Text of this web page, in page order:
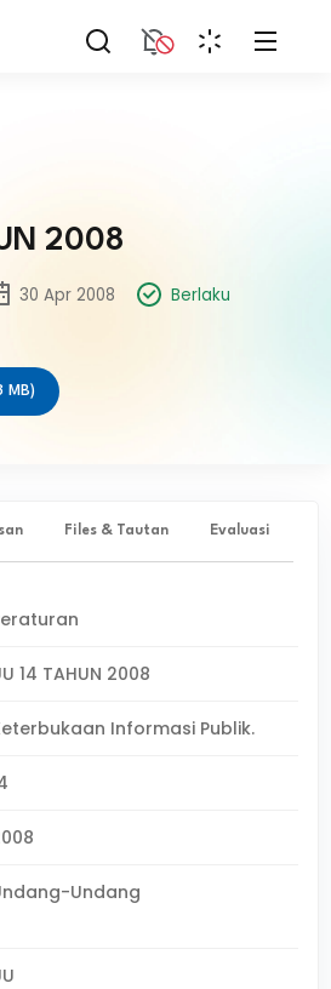
2008
30 Apr 2008 Berlaku
MB)
Files & Tautan Evaluasi
14 TAHUN 2008
Informasi Publik.
Undang